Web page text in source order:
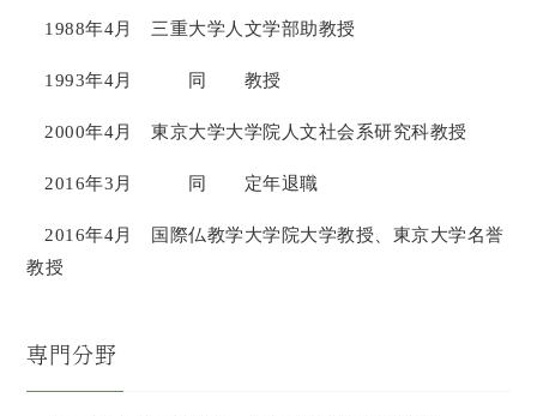
1988年4月 三重大学人文学部助教授
1993年4月 同 教授
2000年4月 東京大学大学院人文社会系研究科教授
2016年3月 同 定年退職
2016年4月 国際仏教学大学院大学教授、東京大学名誉
教授
専門分野